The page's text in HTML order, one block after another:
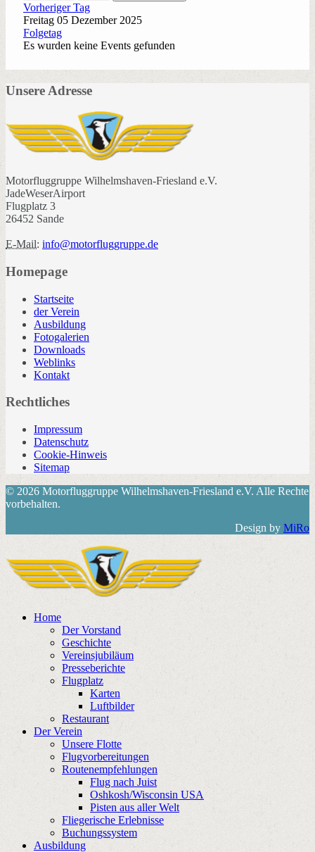
Vorheriger Tag
Freitag 05 Dezember 2025
Folgetag
Es wurden keine Events gefunden
Unsere Adresse
Motorfluggruppe Wilhelmshaven-Friesland e.V.
JadeWeserAirport
Flugplatz 3
26452 Sande
E-Mail: info@motorfluggruppe.de
Homepage
Startseite
der Verein
Ausbildung
Fotogalerien
Downloads
Weblinks
Kontakt
Rechtliches
Impressum
Datenschutz
Cookie-Hinweis
Sitemap
© 2026 Motorfluggruppe Wilhelmshaven-Friesland e.V. Alle Rechte
vorbehalten.
Design by MiRo
Home
Der Vorstand
Geschichte
Vereinsjubiläum
Presseberichte
Flugplatz
Karten
Luftbilder
Restaurant
Der Verein
Unsere Flotte
Flugvorbereitungen
Routenempfehlungen
Flug nach Juist
Oshkosh/Wisconsin USA
Pisten aus aller Welt
Fliegerische Erlebnisse
Buchungssystem
Ausbildung